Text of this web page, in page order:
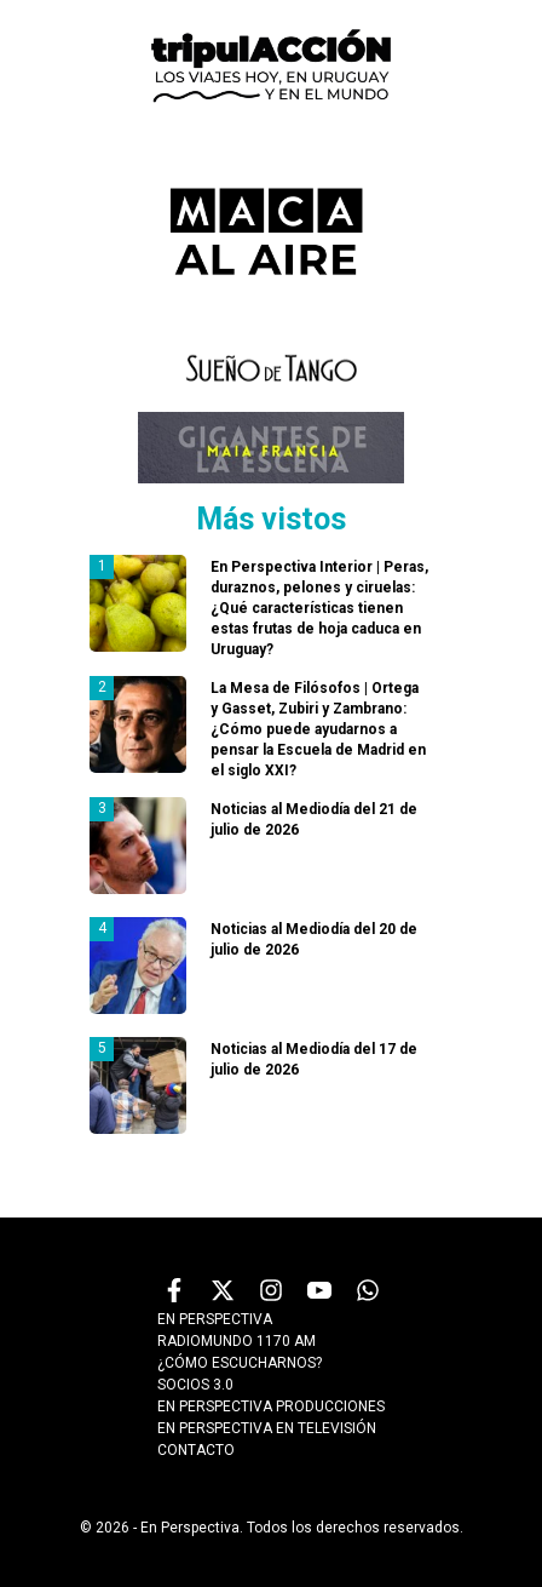
Más vistos
En Perspectiva Interior | Peras,
duraznos, pelones y ciruelas:
¿Qué características tienen
estas frutas de hoja caduca en
Uruguay?
La Mesa de Filósofos | Ortega
y Gasset, Zubiri y Zambrano:
¿Cómo puede ayudarnos a
pensar la Escuela de Madrid en
el siglo XXI?
Noticias al Mediodía del 21 de
julio de 2026
Noticias al Mediodía del 20 de
julio de 2026
Noticias al Mediodía del 17 de
julio de 2026
EN PERSPECTIVA
RADIOMUNDO 1170 AM
¿CÓMO ESCUCHARNOS?
SOCIOS 3.0
EN PERSPECTIVA PRODUCCIONES
EN PERSPECTIVA EN TELEVISIÓN
CONTACTO
© 2026 - En Perspectiva. Todos los derechos reservados.